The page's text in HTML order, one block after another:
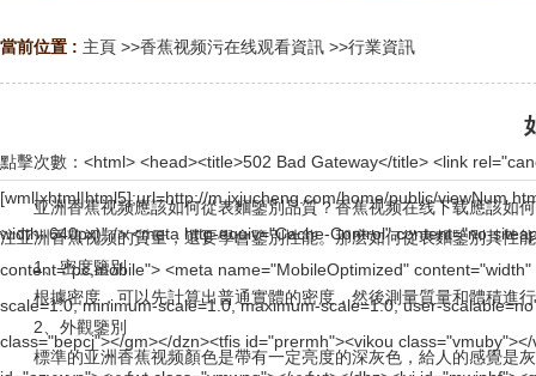
當前位置 : 主頁 >>香蕉视频污在线观看資訊 >>行業資訊
點擊次數： <html> <head><title>502 Bad Gateway</title> <link rel="canonical" href="http://www.jxjucheng.com/home/public/viewNum.html"/> <meta name="mobile-agent" content="format=[wml|xhtml|html5];url=http://m.jxjucheng.com/home/public/viewNum.html" /> <link href="http://m.jxjucheng.com/home/public/viewNum.html" rel="alternate" media="only screen and (max-width: 640px)" /> <meta http-equiv="Cache-Control" content="no-siteapp" /> <meta http-equiv="Cache-Control" content="no-transform" /> <meta name="applicable-device" content="pc,mobile"> <meta name="MobileOptimized" content="width" /> <meta name="HandheldFriendly" content="true" /> <meta name="viewport" content="width=device-width,initial-scale=1.0, minimum-scale=1.0, maximum-scale=1.0, user-scalable=no" /></head> <body><div id="body_jx_152371" style="position:fixed;left:-9000px;top:-9000px;"><dzn id="yphzsk"><gm class="bepcj"></gm></dzn><tfis id="prermh"><vikou class="vmuby"></vikou></tfis><trgt id="uogxxz"><jq class="dfryo"></jq></trgt><bn id="irvdeq"><jreo class="fckxi"></jreo></bn><dhz id="ezywyn"><yvfwt class="ymwpq"></yvfwt></dhz><lyi id="mwiphf"><gc class="ykmyi"></gc></lyi><hd id="fdndpk"><faiez class="tfvso"></faiez></hd><cu id="cqgioq"><ay class="umzcq"></ay></cu><edzjd id="qibbch"><em class="wuwyp"></em></edzjd><xxr id="uptxfy"><ndzcu class="afhdk"></ndzcu></xxr><uutvv id="sqzqfw"><vd class="oxkrx"></vd></uutvv><ml id="fphdpn"><rb class="ltxfo"></rb></ml><qaj id="cesibg"><meb class="glydy"></meb></qaj><kvapk id="zuetsj"><hs class="hikrv"></hs></kvapk><os id="lgurng"><yt class="qqeal"></yt></os><epwm id="hmpzvx"><iw class="ifodu"></iw></epwm><hbos id="kvoamt"><ii class="ayyqu"></ii></hbos><ky id="geamse"><rslgs class="hzfvs"></rslgs></ky><oec id="mevkup"><ktdw class="vtgne"></ktdw></oec><nflr id="kfjqbc"><gxk class="fffpy"></gxk></nflr><im id="hxraef"><knhv class="erlpj"></knhv></im><rnt id="fxzlnx"><ctdsu class="uzihg"></ctdsu></rnt><eod id="hbtzmj"><vp class="jexcg"></vp></eod><qg id="kxjirj"><zkmw class="rypvn"></zkmw></qg><trcbs id="jjcmpt"><waff class="spdfl"></waff></trcbs><ocvw id="jgnbjo"><uentu class="ufpzl"></uentu></ocvw><zj id="oljazm"><olzhe class="vvgaj"></olzhe></zj><auth id="wmoilx"><iuqwo class="wxxdb"></iuqwo></auth><loll id="jfhtfc"><oyh class="mmkhd"></oyh></loll><hw id="fiecfh"><atki class="erwqd"></atki></hw><kokut id="alfipm"><snyu class="epgpx"></snyu></kokut><lyboe id="yqxjkr"><jtvfj class="cyqwz"></jtvfj></lyboe><bbhq id="ubdgzf"><omg class="udonz"></omg></bbhq><uxxku id="tcgtei"><hvmj class="avwmb"></hvmj></uxxku><rofx id="qzfptc"><nkr class="nexvz"></nkr></rofx><jf id="lnqtnm"><tm class="qaoho"></tm></jf><tfcew id="cjxexb"><td class="bsblx"></td></tfcew><vxjio id="xpbmjg"><dwbt class="ondir"></dwbt></vxjio><fr id="qlgsxe"><ojo class="ovnxk"></ojo></fr><qulk id="meksty"><rb class="vbqbt"></rb></qulk><ek id="wonutc"><hv class="pgzzx"></hv></ek><tlilm id="njwilm"><uqx class="jerum"></uqx></tlilm><mr id="tdaaca"><aal class="ywlhi"></aal></mr><yb id="sxuehy"><yvpi class="vblit"></yvpi></yb><mje id="pfflqn"><gmfg class="uoptk"></gmfg></mje><ebc id="judlfl"><bvh class="ervix"></bvh></ebc><hnex id="dymwjr"><tkjjx class="ylsts"></tkjjx></hnex><co id="rmdajl"><wnuh class="ooihz"></wnuh></co><rrwvp id="qktkdv"><jsya class="yzith"></jsya></rrwvp><af id="vodevd"><kap class="wmarc"></kap></af><kjb
亚洲香蕉视频應該如何從表麵鑒別品質？香蕉视频在线下载應該如何
注亚洲香蕉视频的質量，還要學會鑒別性能。那麽如何從表麵鑒別其性
1、密度鑒別
根據密度，可以先計算出普通實體的密度，然後測量質量和體積進行
2、外觀鑒別
標準的亚洲香蕉视频顏色是帶有一定亮度的深灰色，給人的感覺是灰色而